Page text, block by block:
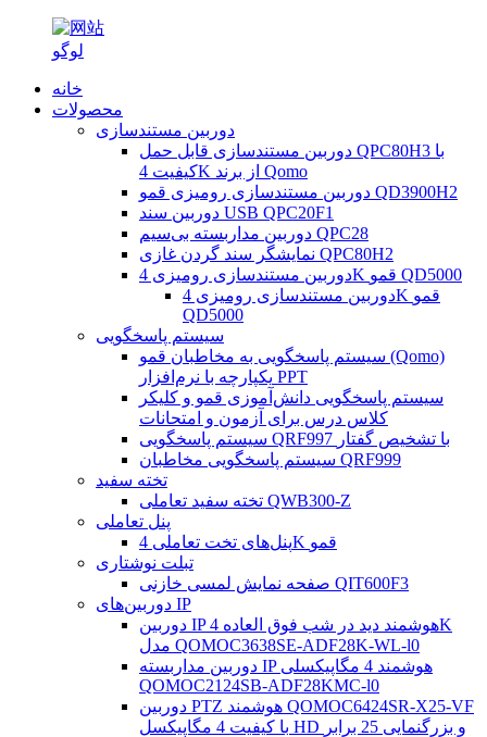
خانه
محصولات
دوربین مستندسازی
دوربین مستندسازی قابل حمل QPC80H3 با
کیفیت 4K از برند Qomo
دوربین مستندسازی رومیزی قمو QD3900H2
دوربین سند USB QPC20F1
دوربین مداربسته بی‌سیم QPC28
نمایشگر سند گردن غازی QPC80H2
دوربین مستندسازی رومیزی 4K قمو QD5000
دوربین مستندسازی رومیزی 4K قمو
QD5000
سیستم پاسخگویی
سیستم پاسخگویی به مخاطبان قمو (Qomo)
یکپارچه با نرم‌افزار PPT
سیستم پاسخگویی دانش‌آموزی قمو و کلیکر
کلاس درس برای آزمون و امتحانات
سیستم پاسخگویی QRF997 با تشخیص گفتار
سیستم پاسخگویی مخاطبان QRF999
تخته سفید
تخته سفید تعاملی QWB300-Z
پنل تعاملی
پنل‌های تخت تعاملی 4K قمو
تبلت نوشتاری
صفحه نمایش لمسی خازنی QIT600F3
دوربین‌های IP
دوربین IP هوشمند دید در شب فوق العاده 4K
مدل QOMOC3638SE-ADF28K-WL-l0
دوربین مداربسته IP هوشمند 4 مگاپیکسلی
QOMOC2124SB-ADF28KMC-l0
دوربین PTZ هوشمند QOMOC6424SR-X25-VF
با کیفیت 4 مگاپیکسل HD و بزرگنمایی 25 برابر